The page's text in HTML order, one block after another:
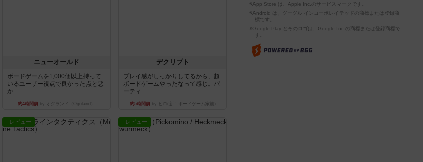
ニューオールド
ボードゲームを1,000個以上持って
いるユーザー視点で良かった点と悪
か...
約4時間前 by オグランド（Oguland）
デクリプト
プレイ感がしっかりしてるから、超
ボードゲームやったなって感じ。パ
ーティ...
約5時間前by ヒロ(新！ボードゲーム家族)
レビュー レビュー
※App Store は、Apple Inc.のサービスマークです。
※Android は、グーグル インコーポレイテッドの商標または登録商
標です。
※Google Play とそのロゴは、Google Inc.の商標または登録商標で
す。